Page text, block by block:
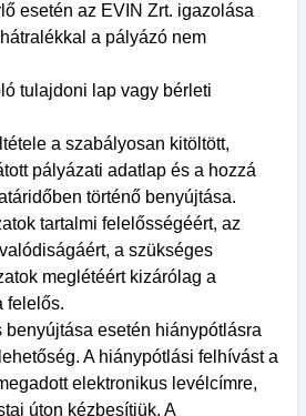
esetén az EVIN Zrt. igazolása
a pályázó nem
tulajdoni lap vagy bérleti
a szabályosan kitöltött,
pályázati adatlap és a hozzá
történő benyújtása.
tartalmi felelősségéért, az
a szükséges
meglétéért kizárólag a
felelős.
benyújtása esetén hiánypótlásra
A hiánypótlási felhívást a
elektronikus levélcímre,
úton kézbesítjük. A